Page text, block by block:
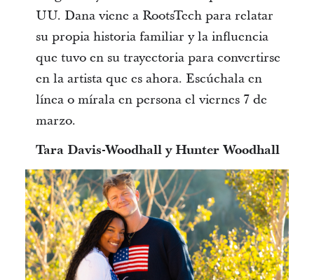
UU. Dana viene a RootsTech para relatar
su propia historia familiar y la influencia
que tuvo en su trayectoria para convertirse
en la artista que es ahora. Escúchala en
línea o mírala en persona el viernes 7 de
marzo.
Tara Davis-Woodhall y Hunter Woodhall